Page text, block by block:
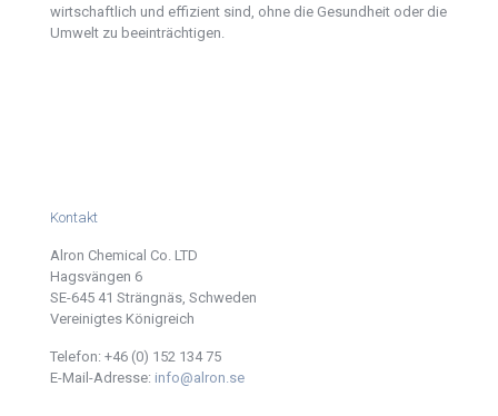
wirtschaftlich und effizient sind, ohne die Gesundheit oder die
Umwelt zu beeinträchtigen.
Kontakt
Alron Chemical Co. LTD
Hagsvängen 6
SE-645 41 Strängnäs, Schweden
Vereinigtes Königreich
Telefon: +46 (0) 152 134 75
E-Mail-Adresse: info@alron.se